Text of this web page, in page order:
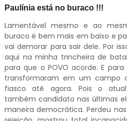
Paulínia está no buraco !!!
Lamentável mesmo e ao
buraco é bem mais em baixo e
vai demorar para sair dele. Por
aqui na minha trincheira de
para que o POVO acorde. E
transformaram em um campo
fiasco até agora. Pois o
também candidato nas últimas
maneira democrática. Perdeu